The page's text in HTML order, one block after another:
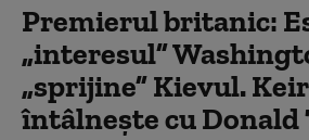
Premierul britanic:
„interesul”
„sprijine” Kievul.
întâlnește cu